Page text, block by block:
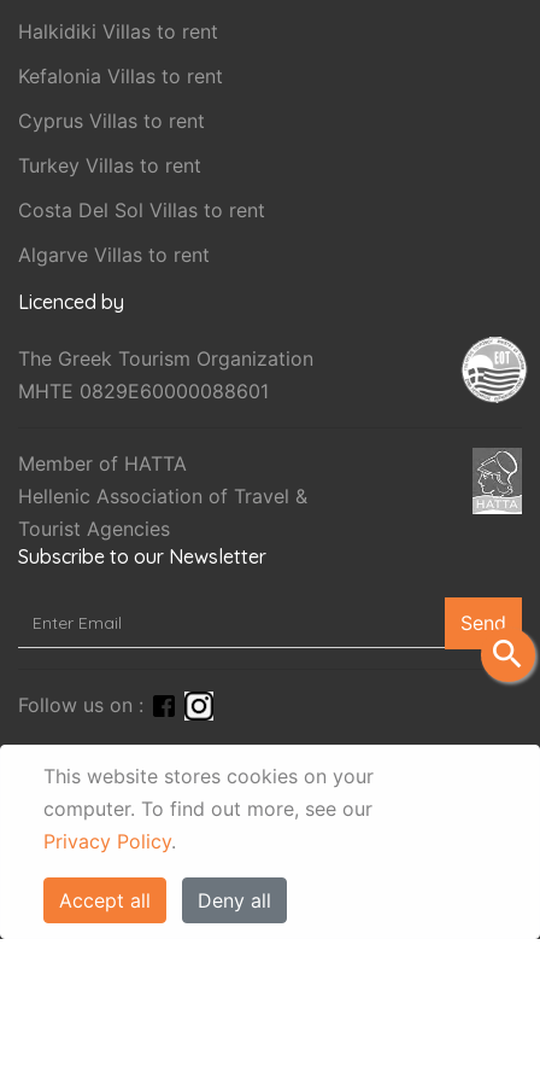
This website stores cookies on your
computer. To find out more, see our
Privacy Policy.
Accept all Deny all
search
Halkidiki Villas to rent
Kefalonia Villas to rent
Cyprus Villas to rent
Turkey Villas to rent
Costa Del Sol Villas to rent
Algarve Villas to rent
Licenced by
The Greek Tourism Organization
MHTE 0829E60000088601
Member of HATTA
Hellenic Association of Travel &
Tourist Agencies
Subscribe to our Newsletter
Send
Follow us on :